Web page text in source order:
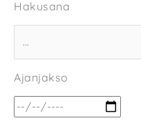
Hakusana
Ajanjakso